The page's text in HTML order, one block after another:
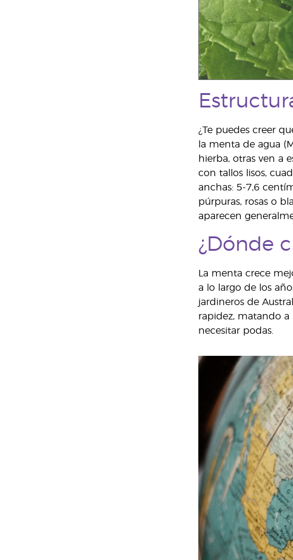
¿Te puedes creer
la menta de agua
hierba, otras ven a
con tallos lisos,
anchas: 5-7,6
púrpuras, rosas o
aparecen
¿Dónde
La menta crece
a lo largo de los
jardineros de
rapidez, matando a
necesitar podas.